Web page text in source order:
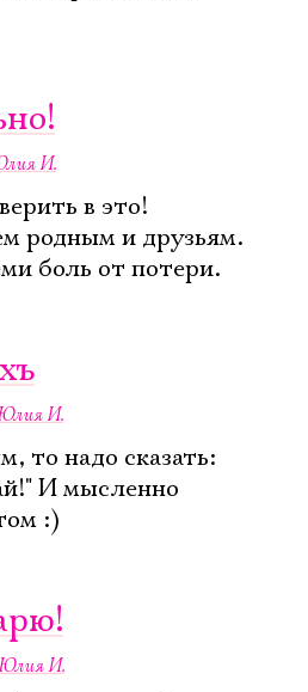
И.
в это!
родным и друзьям.
боль от потери.
И.
то надо сказать:
И мысленно
:)
И.